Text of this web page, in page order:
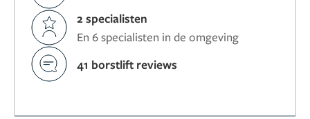
2 specialisten
En 6 specialisten in de omgeving
41 borstlift reviews